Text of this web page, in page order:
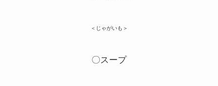
＜じゃがいも＞
〇スープ